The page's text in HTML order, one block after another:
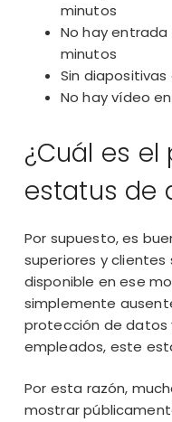
minutos
No hay
minutos
Sin
No hay vídeo en
¿Cuál es
estatus de
Por supuesto, es
superiores y
disponible en ese
simplemente
protección de datos
empleados, este
Por esta razón,
mostrar